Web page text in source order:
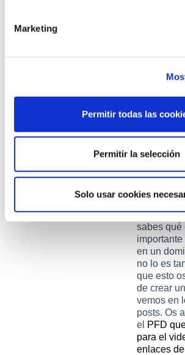
n
Marketing
Permitir todas las
Permitir la selección
Solo usar cookies
del
no
¡Y esto
sabes qué
en un
no lo es
que esto
de crear
vemos en
posts. Os
el PFD
para el
enlaces